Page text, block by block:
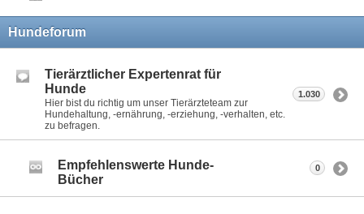
Hundeforum
Tierärztlicher Expertenrat für
Hunde
Hier bist du richtig um unser Tierärzteteam zur
Hundehaltung, -ernährung, -erziehung, -verhalten, etc.
zu befragen.
1.030
Empfehlenswerte Hunde-
Bücher
0